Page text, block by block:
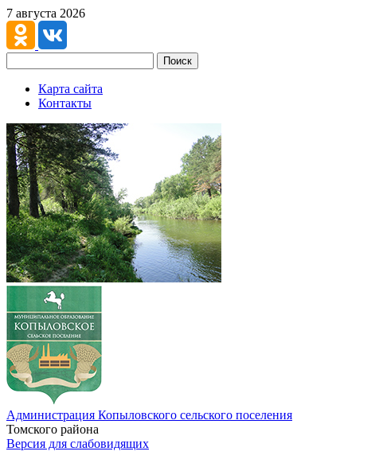
7 августа 2026
Поиск
Карта сайта
Контакты
Администрация Копыловского сельского поселения
Томского района
Версия для слабовидящих